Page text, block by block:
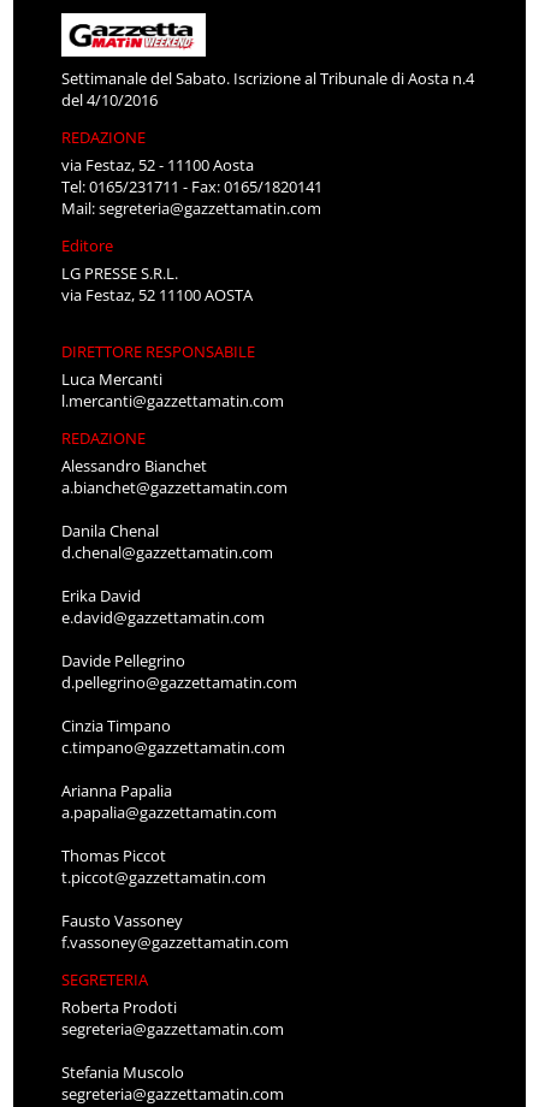
Settimanale del Sabato. Iscrizione al Tribunale di Aosta n.4
del 4/10/2016
REDAZIONE
via Festaz, 52 - 11100 Aosta
Tel: 0165/231711 - Fax: 0165/1820141
Mail:segreteria@gazzettamatin.com
Editore
LG PRESSE S.R.L.
via Festaz, 52 11100 AOSTA
DIRETTORE RESPONSABILE
Luca Mercanti
l.mercanti@gazzettamatin.com
REDAZIONE
Alessandro Bianchet
a.bianchet@gazzettamatin.com
Danila Chenal
d.chenal@gazzettamatin.com
Erika David
e.david@gazzettamatin.com
Davide Pellegrino
d.pellegrino@gazzettamatin.com
Cinzia Timpano
c.timpano@gazzettamatin.com
Arianna Papalia
a.papalia@gazzettamatin.com
Thomas Piccot
t.piccot@gazzettamatin.com
Fausto Vassoney
f.vassoney@gazzettamatin.com
SEGRETERIA
Roberta Prodoti
segreteria@gazzettamatin.com
Stefania Muscolo
segreteria@gazzettamatin.com